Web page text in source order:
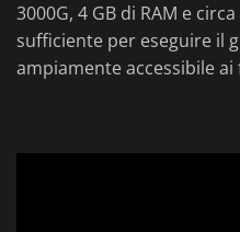
3000G, 4 GB di RAM e
sufficiente per eseguire il
ampiamente accessibile